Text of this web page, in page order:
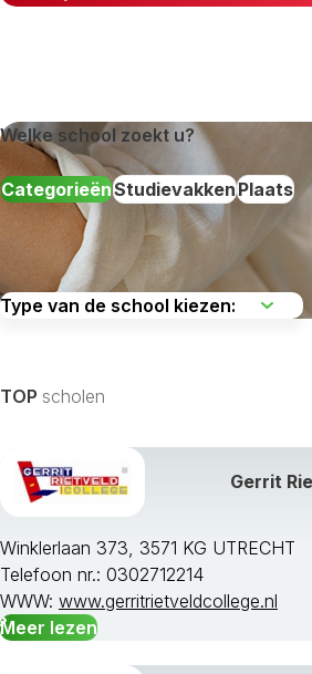
Welke school zoekt u?
CategorieënStudievakkenPlaats
Alle studievakken weergeven »
TOP scholen
Gerrit
Winklerlaan 373, 3571 KG UTRECHT
Telefoon nr.: 0302712214
WWW: www.gerritrietveldcollege.nl
Meer lezen